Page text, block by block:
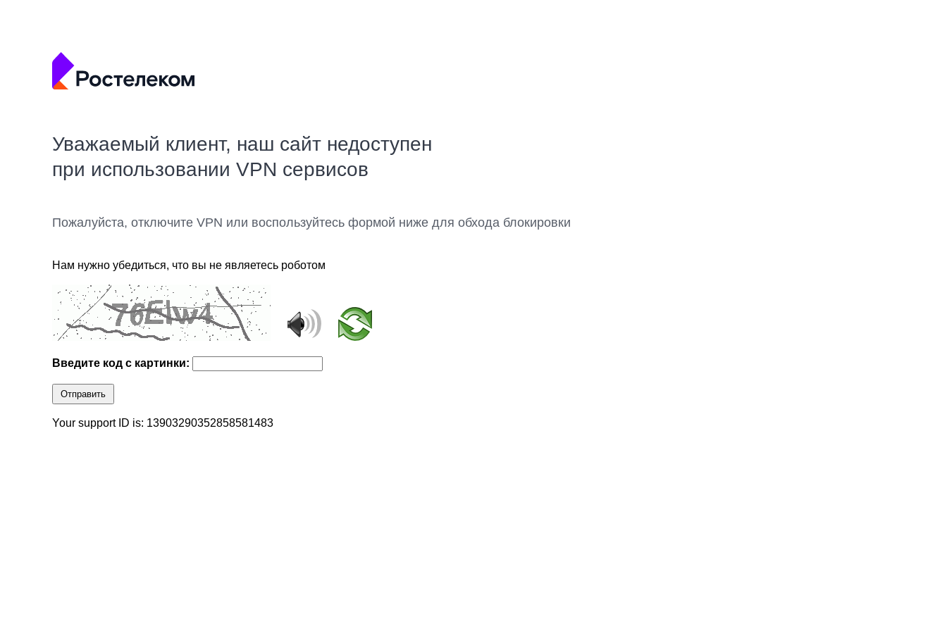
Уважаемый клиент, наш сайт недоступен
при использовании VPN сервисов
Пожалуйста, отключите VPN или воспользуйтесь формой ниже для обхода блокировки
Нам нужно убедиться, что вы не являетесь роботом
Введите код с картинки:
Отправить
Your support ID is: 13903290352858581483